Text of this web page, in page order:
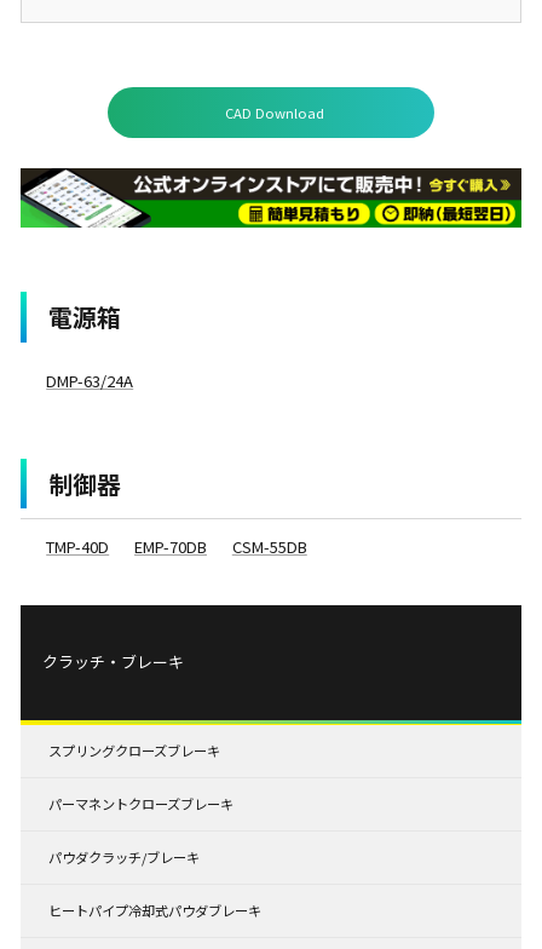
CAD Download
電源箱
DMP-63/24A
制御器
TMP-40D EMP-70DB CSM-55DB
クラッチ・ブレーキ
スプリングクローズブレーキ
パーマネントクローズブレーキ
パウダクラッチ/ブレーキ
ヒートパイプ冷却式パウダブレーキ